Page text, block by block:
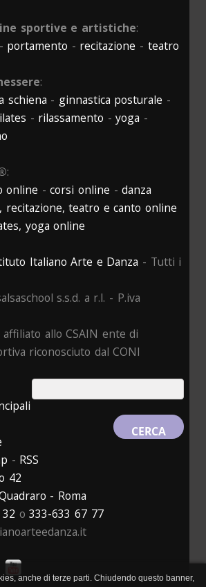
sportive e artistiche:
- portamento - recitazione - teatro
:
schiena - ginnastica posturale -
- rilassamento -yoga -
:
online -corsi online -danza
recitazione, teatro e canto online
yoga online
Italiano Arte e Danza - Tutti i
s.s.d. a r.l. - P.iva
allo CSAIN ente di
riconosciuto dal CONI
- RSS
42
- Roma
o333-633 67 77
anche di terze parti. Chiudendo questo banner,